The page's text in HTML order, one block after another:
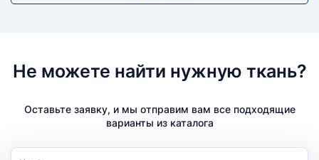
Не можете найти нужную ткань?
Оставьте заявку, и мы отправим вам все подходящие
варианты из каталога